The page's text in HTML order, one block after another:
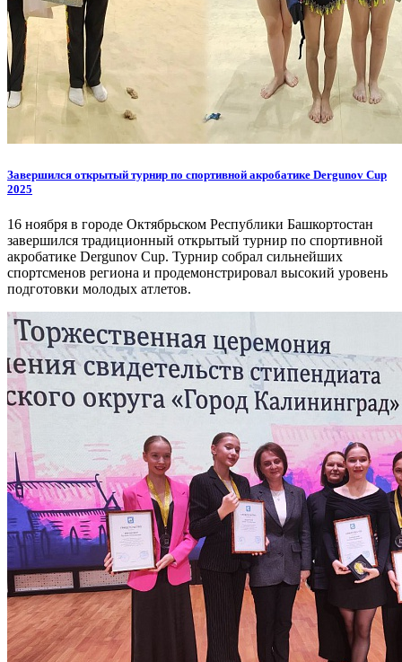
Завершился открытый турнир по спортивной акробатике Dergunov Cup
2025
16 ноября в городе Октябрьском Республики Башкортостан
завершился традиционный открытый турнир по спортивной
акробатике Dergunov Cup. Турнир собрал сильнейших
спортсменов региона и продемонстрировал высокий уровень
подготовки молодых атлетов.